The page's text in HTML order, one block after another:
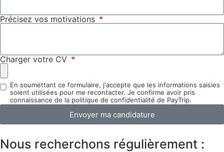
Précisez vos motivations
Charger votre CV
En soumettant ce formulaire, j'accepte que les informations saisies
soient utilisées pour me recontacter. Je confirme avoir pris
connaissance de la politique de confidentialité de PayTrip.
Envoyer ma candidature
Nous recherchons régulièrement :